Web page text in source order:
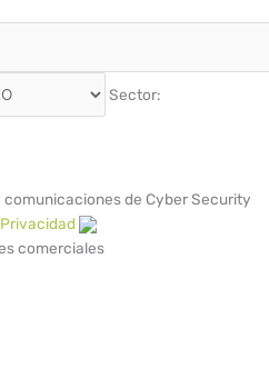
Sector:
de Cyber Security
comerciales